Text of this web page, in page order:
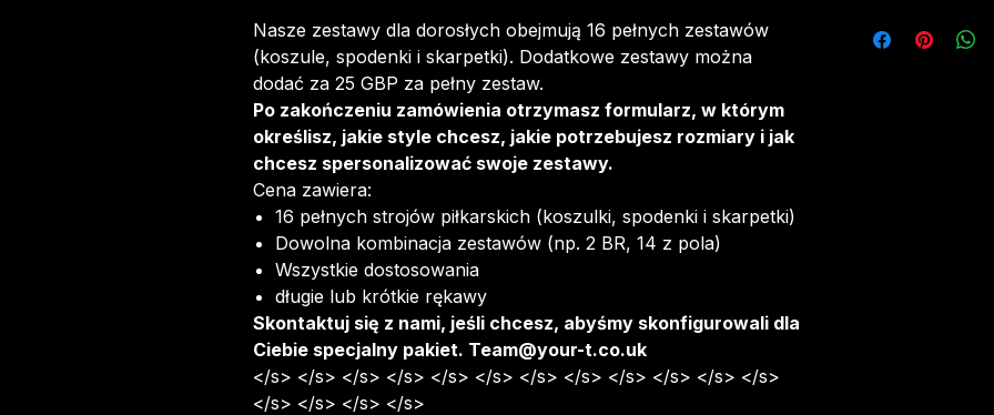
Nasze zestawy dla dorosłych obejmują 16 pełnych zestawów
(koszule, spodenki i skarpetki). Dodatkowe zestawy można
dodać za 25 GBP za pełny zestaw.
Po zakończeniu zamówienia otrzymasz formularz, w którym
określisz, jakie style chcesz, jakie potrzebujesz rozmiary i jak
chcesz spersonalizować swoje zestawy.
Cena zawiera:
16 pełnych strojów piłkarskich (koszulki, spodenki i skarpetki)
Dowolna kombinacja zestawów (np. 2 BR, 14 z pola)
Wszystkie dostosowania
długie lub krótkie rękawy
Skontaktuj się z nami, jeśli chcesz, abyśmy skonfigurowali dla
Ciebie specjalny pakiet. Team@your-t.co.uk
</s> </s> </s> </s> </s> </s> </s> </s> </s> </s> </s> </s>
</s> </s> </s> </s>
„sublimacji”.
zamówienie. Od